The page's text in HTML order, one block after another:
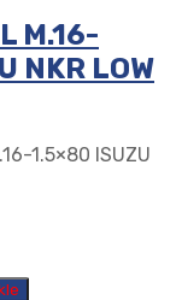
M.16-
NKR LOW
1.5×80 ISUZU